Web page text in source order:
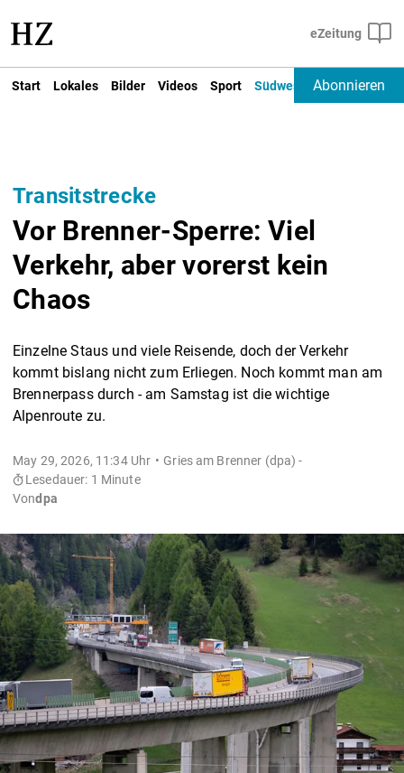
Start Lokales Bilder Videos Sport Südwest Deutschland
Abonnieren
Transitstrecke
Vor Brenner-Sperre: Viel
Verkehr, aber vorerst kein
Chaos
Einzelne Staus und viele Reisende, doch der Verkehr
kommt bislang nicht zum Erliegen. Noch kommt man am
Brennerpass durch - am Samstag ist die wichtige
Alpenroute zu.
May 29, 2026, 11:34 Uhr
Gries am Brenner (dpa) -
Lesedauer: 1 Minute
Vondpa